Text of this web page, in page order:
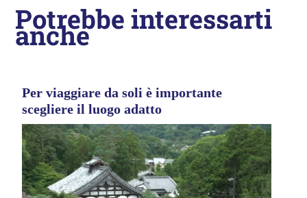
Potrebbe interessarti
anche
Per viaggiare da soli è importante
scegliere il luogo adatto